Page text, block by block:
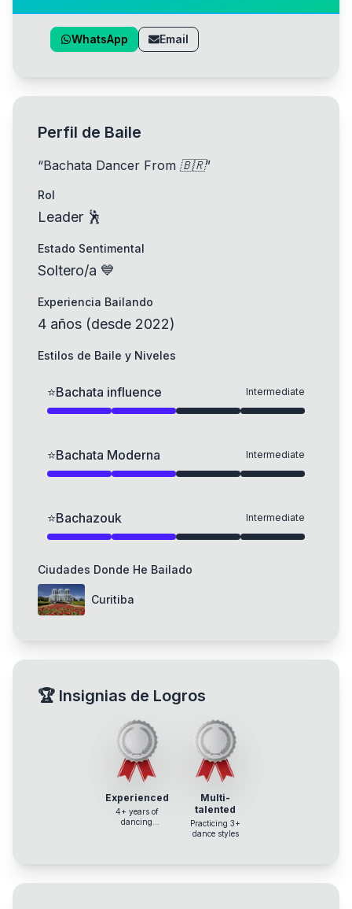
WhatsApp Email
Perfil de Baile
“Bachata Dancer From 🇧🇷”
Rol
Leader 🕺
Estado Sentimental
Soltero/a 💙
Experiencia Bailando
4 años (desde 2022)
Estilos de Baile y Niveles
⭐Bachata influence Intermediate
⭐Bachata Moderna Intermediate
⭐Bachazouk Intermediate
Ciudades Donde He Bailado
Curitiba
🏆 Insignias de Logros
Experienced
4+ years of
dancing
Multi-
talented
Practicing 3+
dance styles